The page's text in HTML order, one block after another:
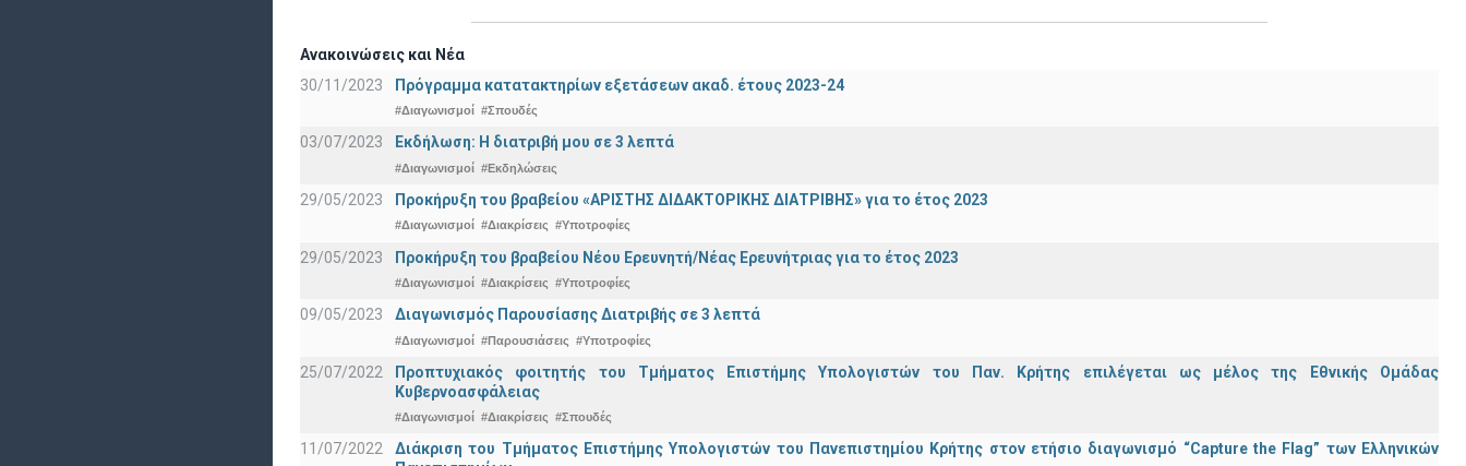
Ανακοινώσεις και Νέα
30/11/2023
Πρόγραμμα κατατακτηρίων εξετάσεων ακαδ. έτους 2023-24
#Διαγωνισμοί #Σπουδές
03/07/2023 Εκδήλωση: Η διατριβή μου σε 3 λεπτά
#Διαγωνισμοί #Εκδηλώσεις
29/05/2023 Προκήρυξη του βραβείου «ΑΡΙΣΤΗΣ ΔΙΔΑΚΤΟΡΙΚΗΣ ΔΙΑΤΡΙΒΗΣ» για το έτος 2023
#Διαγωνισμοί #Διακρίσεις #Υποτροφίες
29/05/2023 Προκήρυξη του βραβείου Νέου Ερευνητή/Νέας Ερευνήτριας για το έτος 2023
#Διαγωνισμοί #Διακρίσεις #Υποτροφίες
09/05/2023 Διαγωνισμός Παρουσίασης Διατριβής σε 3 λεπτά
#Διαγωνισμοί #Παρουσιάσεις #Υποτροφίες
25/07/2022
Προπτυχιακός φοιτητής του Τμήματος Επιστήμης Υπολογιστών του Παν. Κρήτης επιλέγεται ως μέλος της Εθνικής Ομάδας
Κυβερνοασφάλειας
#Διαγωνισμοί #Διακρίσεις #Σπουδές
11/07/2022
Διάκριση του Τμήματος Επιστήμης Υπολογιστών του Πανεπιστημίου Κρήτης στον ετήσιο διαγωνισμό “Capture the Flag” των Ελληνικών